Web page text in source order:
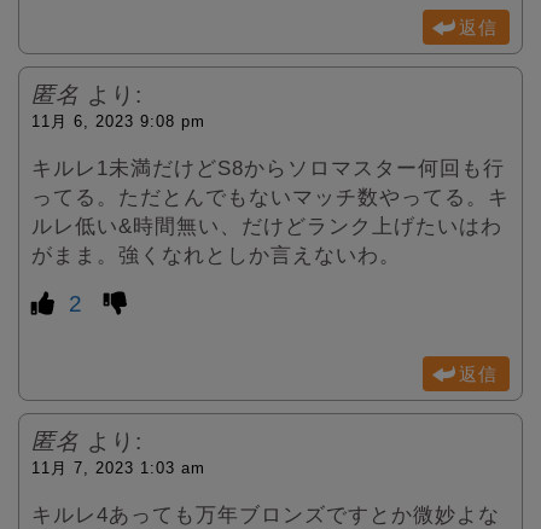
返信
匿名 より:
11月 6, 2023 9:08 pm
キルレ1未満だけどS8からソロマスター何回も行
ってる。ただとんでもないマッチ数やってる。キ
ルレ低い&時間無い、だけどランク上げたいはわ
がまま。強くなれとしか言えないわ。
2
返信
匿名 より:
11月 7, 2023 1:03 am
キルレ4あっても万年ブロンズですとか微妙よな